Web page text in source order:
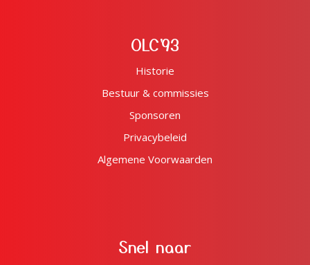
OLC'93
Historie
Bestuur & commissies
Sponsoren
Privacybeleid
Algemene Voorwaarden
Snel naar